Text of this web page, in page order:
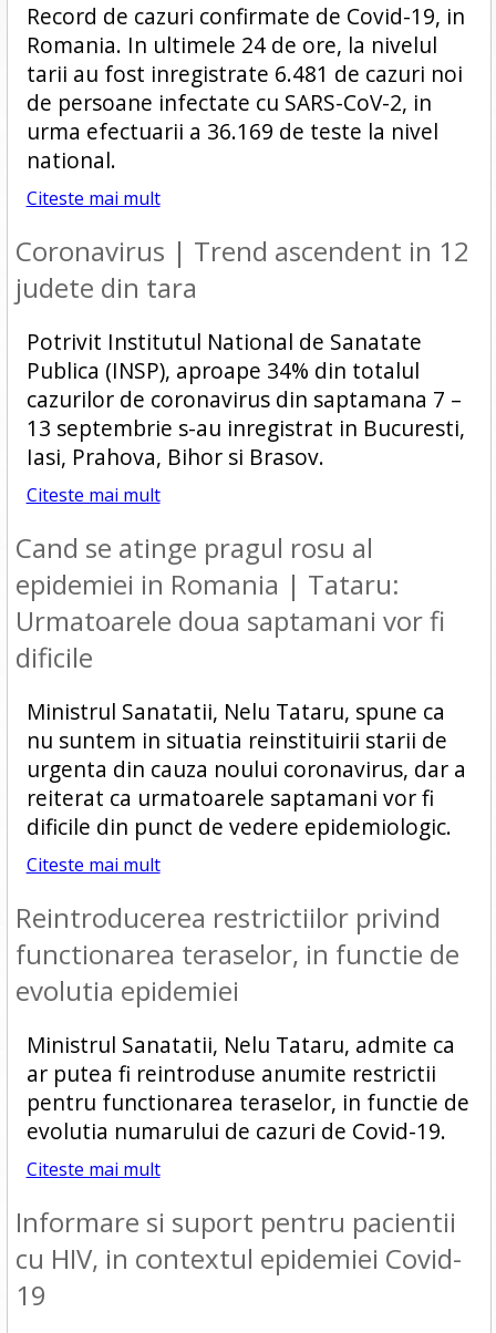
Record de cazuri confirmate de Covid-19, in
Romania. In ultimele 24 de ore, la nivelul
tarii au fost inregistrate 6.481 de cazuri noi
de persoane infectate cu SARS-CoV-2, in
urma efectuarii a 36.169 de teste la nivel
national.
Citeste mai mult
Coronavirus | Trend ascendent in 12
judete din tara
Potrivit Institutul National de Sanatate
Publica (INSP), aproape 34% din totalul
cazurilor de coronavirus din saptamana 7 –
13 septembrie s-au inregistrat in Bucuresti,
Iasi, Prahova, Bihor si Brasov.
Citeste mai mult
Cand se atinge pragul rosu al
epidemiei in Romania | Tataru:
Urmatoarele doua saptamani vor fi
dificile
Ministrul Sanatatii, Nelu Tataru, spune ca
nu suntem in situatia reinstituirii starii de
urgenta din cauza noului coronavirus, dar a
reiterat ca urmatoarele saptamani vor fi
dificile din punct de vedere epidemiologic.
Citeste mai mult
Reintroducerea restrictiilor privind
functionarea teraselor, in functie de
evolutia epidemiei
Ministrul Sanatatii, Nelu Tataru, admite ca
ar putea fi reintroduse anumite restrictii
pentru functionarea teraselor, in functie de
evolutia numarului de cazuri de Covid-19.
Citeste mai mult
Informare si suport pentru pacientii
cu HIV, in contextul epidemiei Covid-
19